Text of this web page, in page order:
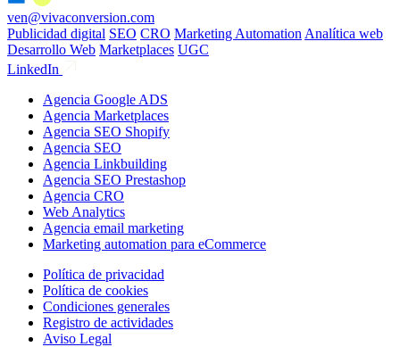
ven@vivaconversion.com
Publicidad digital SEO CRO Marketing Automation Analítica web
Desarrollo Web Marketplaces UGC
LinkedIn
Agencia Google ADS
Agencia Marketplaces
Agencia SEO Shopify
Agencia SEO
Agencia Linkbuilding
Agencia SEO Prestashop
Agencia CRO
Web Analytics
Agencia email marketing
Marketing automation para eCommerce
Política de privacidad
Política de cookies
Condiciones generales
Registro de actividades
Aviso Legal